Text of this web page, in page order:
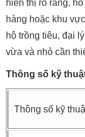
hiển thị rõ ràng,
hàng hoặc khu
hộ trồng tiêu, đại
vừa và nhỏ cần
Thông số kỹ
Thông số kỹ